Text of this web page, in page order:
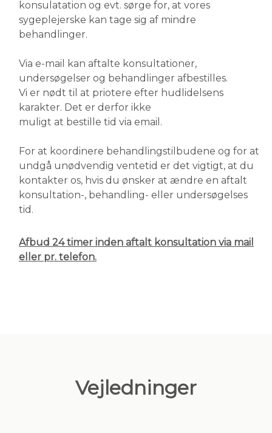
konsulatation og evt. sørge for, at vores
sygeplejerske kan tage sig af mindre
behandlinger.
Via e-mail kan aftalte konsultationer,
undersøgelser og behandlinger afbestilles.
Vi er nødt til at priotere efter hudlidelsens
karakter. Det er derfor ikke
muligt at bestille tid via email.
For at koordinere behandlingstilbudene og for at
undgå unødvendig ventetid er det vigtigt, at du
kontakter os, hvis du ønsker at ændre en aftalt
konsultation-, behandling- eller undersøgelses
tid.
Afbud 24 timer inden aftalt konsultation via mail
eller pr. telefon.
Vejledninger